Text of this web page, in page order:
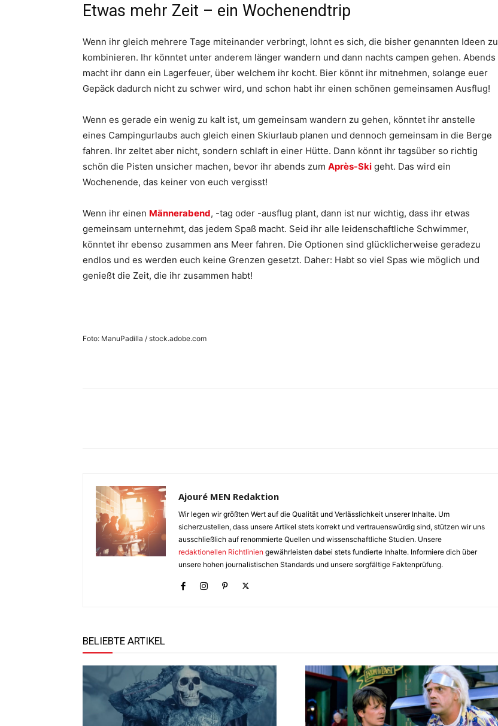
Etwas mehr Zeit – ein Wochenendtrip
Wenn ihr gleich mehrere Tage miteinander verbringt, lohnt es sich, die bisher genannten Ideen zu
kombinieren. Ihr könntet unter anderem länger wandern und dann nachts campen gehen. Abends
macht ihr dann ein Lagerfeuer, über welchem ihr kocht. Bier könnt ihr mitnehmen, solange euer
Gepäck dadurch nicht zu schwer wird, und schon habt ihr einen schönen gemeinsamen Ausflug!
Wenn es gerade ein wenig zu kalt ist, um gemeinsam wandern zu gehen, könntet ihr anstelle
eines Campingurlaubs auch gleich einen Skiurlaub planen und dennoch gemeinsam in die Berge
fahren. Ihr zeltet aber nicht, sondern schlaft in einer Hütte. Dann könnt ihr tagsüber so richtig
schön die Pisten unsicher machen, bevor ihr abends zum Après-Ski geht. Das wird ein
Wochenende, das keiner von euch vergisst!
Wenn ihr einen Männerabend, -tag oder -ausflug plant, dann ist nur wichtig, dass ihr etwas
gemeinsam unternehmt, das jedem Spaß macht. Seid ihr alle leidenschaftliche Schwimmer,
könntet ihr ebenso zusammen ans Meer fahren. Die Optionen sind glücklicherweise geradezu
endlos und es werden euch keine Grenzen gesetzt. Daher: Habt so viel Spas wie möglich und
genießt die Zeit, die ihr zusammen habt!
Foto: ManuPadilla / stock.adobe.com
Ajouré MEN Redaktion
Wir legen wir größten Wert auf die Qualität und Verlässlichkeit unserer Inhalte. Um
sicherzustellen, dass unsere Artikel stets korrekt und vertrauenswürdig sind, stützen wir uns
ausschließlich auf renommierte Quellen und wissenschaftliche Studien. Unsere
redaktionellen Richtlinien gewährleisten dabei stets fundierte Inhalte. Informiere dich über
unsere hohen journalistischen Standards und unsere sorgfältige Faktenprüfung.
BELIEBTE ARTIKEL